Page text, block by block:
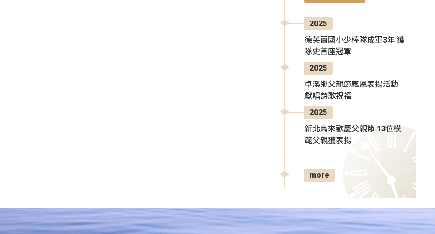
2025
德芙蘭國小少棒隊成軍3年 獲
隊史首座冠軍
2025
卓溪鄉父親節感恩表揚活動
獻唱詩歌祝福
2025
新北烏來歡慶父親節 13位模
範父親獲表揚
more